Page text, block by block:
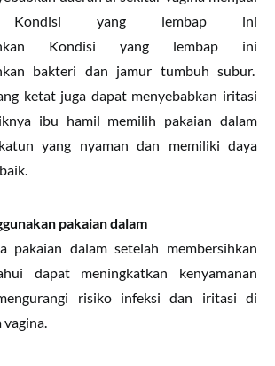
Kondisi yang lembap ini
Kondisi yang lembap ini
bakteri dan jamur tumbuh subur.
ketat juga dapat menyebabkan iritasi
ibu hamil memilih pakaian dalam
yang nyaman dan memiliki daya
pakaian dalam
pakaian dalam setelah membersihkan
dapat meningkatkan kenyamanan
risiko infeksi dan iritasi di
vagina.